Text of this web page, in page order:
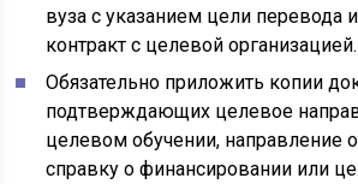
вуза с указанием цели перевода
контракт с целевой организацией.
Обязательно приложить копии
подтверждающих целевое
целевом обучении, направление
справку о финансировании или